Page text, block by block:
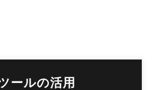
ールの活用